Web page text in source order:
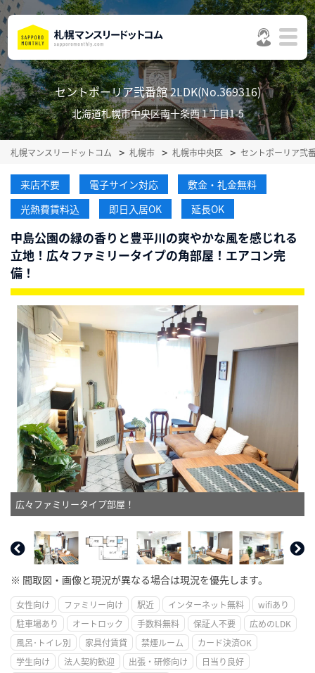
セントポーリア弐番館 2LDK(No.369316)
北海道札幌市中央区南十条西１丁目1-5
札幌マンスリードットコム 札幌市 札幌市中央区 セントポーリア弐
来店不要 電子サイン対応
敷金・礼金無料
光熱費賃料込
即日入居OK 延長OK
中島公園の緑の香りと豊平川の爽やかな風を感じれる
立地！広々ファミリータイプの角部屋！エアコン完
備！
広々ファミリータイプ部屋！
※ 間取図・画像と現況が異なる場合は現況を優先します。
女性向け ファミリー向け 駅近 インターネット無料
wifiあり
駐車場あり
オートロック 手数料無料 保証人不要
広めのLDK
風呂･トイレ別
家具付賃貸 禁煙ルーム
カード決済OK
学生向け
法人契約歓迎 出張・研修向け
日当り良好